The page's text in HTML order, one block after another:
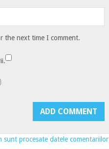
the next time I comment.
sunt procesate datele comentariilor